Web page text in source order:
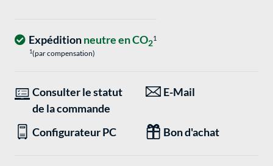
Expéditionneutre en CO21
1(par compensation)
Consulter le statut
de la commande
E-Mail
Configurateur PC Bon d'achat